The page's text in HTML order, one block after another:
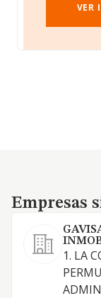
VER
Empresas
Empresas
1. LA